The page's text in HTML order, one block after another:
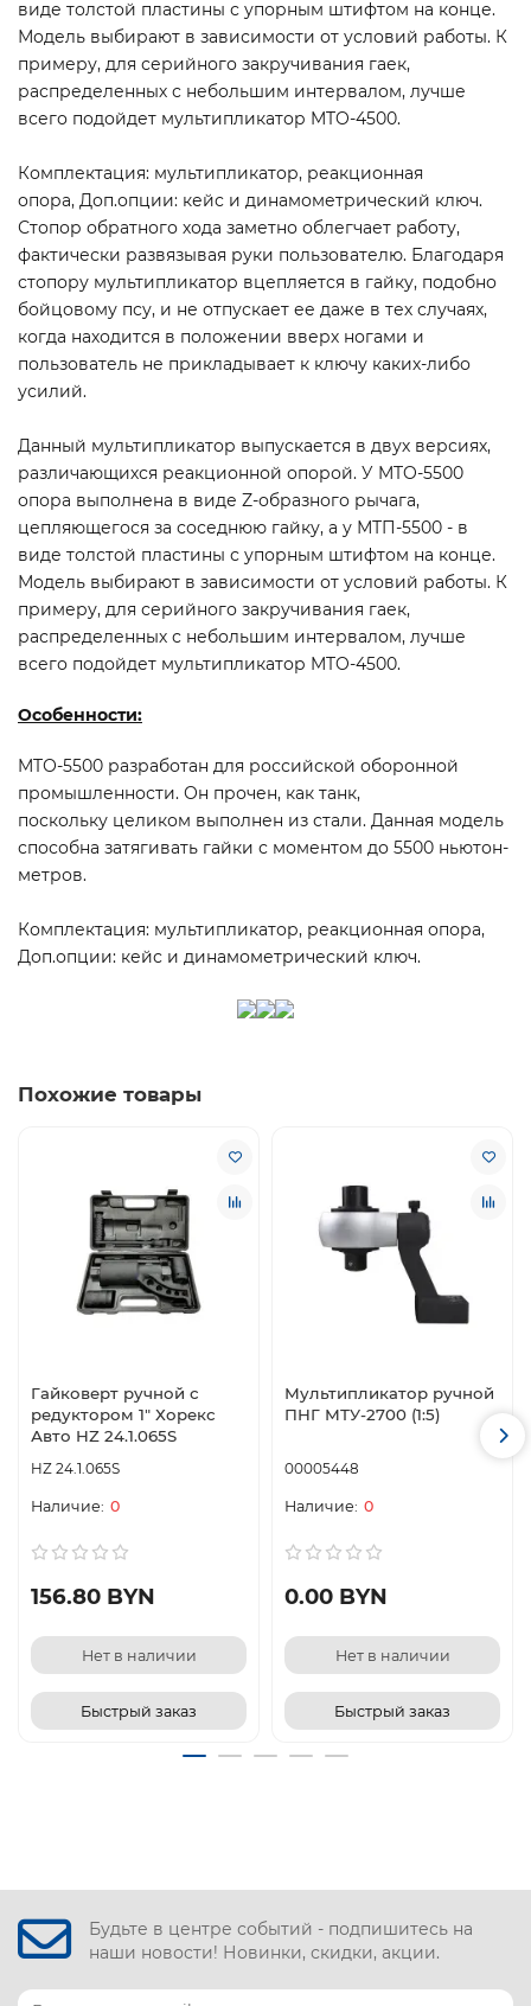
виде толстой пластины с упорным штифтом на конце.
Модель выбирают в зависимости от условий работы. К
примеру, для серийного закручивания гаек,
распределенных с небольшим интервалом, лучше
всего подойдет мультипликатор MTO-4500.
Комплектация: мультипликатор, реакционная
опора, Доп.опции: кейс и динамометрический ключ.
Стопор обратного хода заметно облегчает работу,
фактически развязывая руки пользователю. Благодаря
стопору мультипликатор вцепляется в гайку, подобно
бойцовому псу, и не отпускает ее даже в тех случаях,
когда находится в положении вверх ногами и
пользователь не прикладывает к ключу каких-либо
усилий.
Данный мультипликатор выпускается в двух версиях,
различающихся реакционной опорой. У MTO-5500
опора выполнена в виде Z-образного рычага,
цепляющегося за соседнюю гайку, а у МТП-5500 - в
виде толстой пластины с упорным штифтом на конце.
Модель выбирают в зависимости от условий работы. К
примеру, для серийного закручивания гаек,
распределенных с небольшим интервалом, лучше
всего подойдет мультипликатор MTO-4500.
Особенности:
MTО-5500 разработан для российской оборонной
промышленности. Он прочен, как танк,
поскольку целиком выполнен из стали. Данная модель
способна затягивать гайки с моментом до 5500 ньютон-
метров.
Комплектация: мультипликатор, реакционная опора,
Доп.опции: кейс и динамометрический ключ.
Похожие товары
Гайковерт ручной с
редуктором 1" Хорекс
Авто HZ 24.1.065S
HZ 24.1.065S
0
156.80 BYN
Нет в наличии
Быстрый заказ
Мультипликатор ручной
ПНГ МТУ-2700 (1:5)
00005448
0
0.00 BYN
Нет в наличии
Быстрый заказ
Будьте в центре событий - подпишитесь на
наши новости! Новинки, скидки, акции.